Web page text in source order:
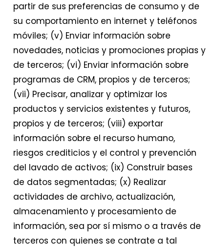
partir de sus preferencias de consumo y de
su comportamiento en internet y teléfonos
móviles; (v) Enviar información sobre
novedades, noticias y promociones propias y
de terceros; (vi) Enviar información sobre
programas de CRM, propios y de terceros;
(vii) Precisar, analizar y optimizar los
productos y servicios existentes y futuros,
propios y de terceros; (viii) exportar
información sobre el recurso humano,
riesgos crediticios y el control y prevención
del lavado de activos; (ix) Construir bases
de datos segmentadas; (x) Realizar
actividades de archivo, actualización,
almacenamiento y procesamiento de
información, sea por sí mismo o a través de
terceros con quienes se contrate a tal